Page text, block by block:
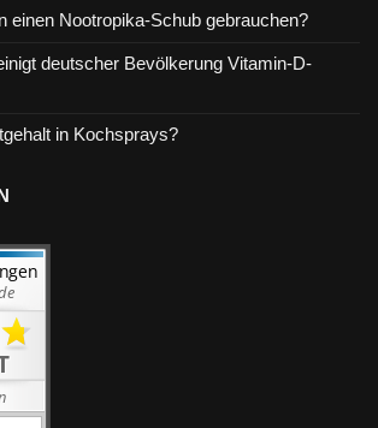
einen Nootropika-Schub gebrauchen?
deutscher Bevölkerung Vitamin-D-
in Kochsprays?